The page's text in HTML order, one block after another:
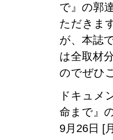
で』の郭
ただきま
が、本誌
は全取材
のでぜひ
ドキュメ
命まで』
9月26日 [